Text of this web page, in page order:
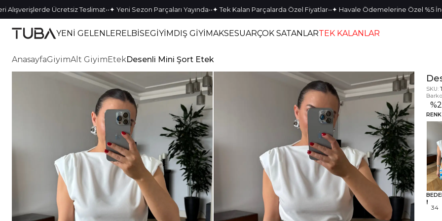
Ücretsiz Teslimat••✦ Yeni Sezon Parçaları Yayında••✦ Tek Kalan Parçalarda Özel Fiyatlar••✦ Havale Ödemelerine Özel %5 İndirim ••
YENİ GELENLERELBİSEGİYİMDIŞ GİYİMAKSESUARÇOK SATANLARTEK KALANLAR
AnasayfaGiyimAlt GiyimEtekDesenli Mini Şort Etek
SKU:
%
RENK
34